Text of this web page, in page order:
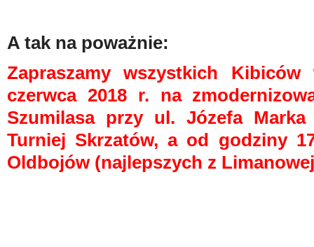
A tak na poważnie:
Zapraszamy wszystkich
czerwca 2018 r. na
Szumilasa przy ul. Józefa
Turniej Skrzatów, a od godziny
Oldbojów (najlepszych z